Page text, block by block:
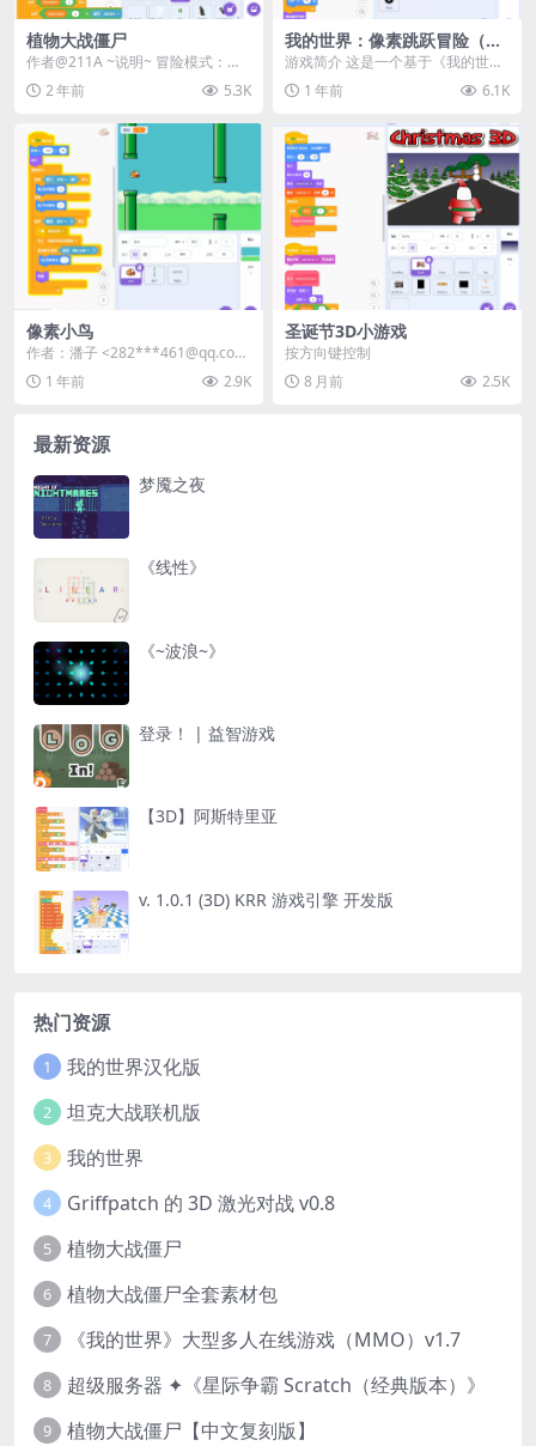
植物大战僵尸
作者@211A ~说明~ 冒险模式：通
关所有关卡 生存模式：尽可能长时
间地防守 ...
2 年前 5.3K
我的世界：像素跳跃冒险（支
持电脑与手机）
游戏简介 这是一个基于《我的世
界》风格的像素平台跳跃游戏，操
作简单但颇具挑战，可...
1 年前 6.1K
像素小鸟
作者：潘子 <282***461@qq.com
> | 站内用户投稿 ...
1 年前 2.9K
圣诞节3D小游戏
按方向键控制
8 月前
2.5K
最新资源
梦魇之夜
《线性》
《~波浪~》
登录！ | 益智游戏
【3D】阿斯特里亚
v. 1.0.1 (3D) KRR 游戏引擎 开发版
热门资源
1 我的世界汉化版
2 坦克大战联机版
3 我的世界
4 Griffpatch 的 3D 激光对战 v0.8
5 植物大战僵尸
6 植物大战僵尸全套素材包
7 《我的世界》大型多人在线游戏（MMO）v1.7
8 超级服务器 ✦《星际争霸 Scratch（经典版本）》
9 植物大战僵尸【中文复刻版】